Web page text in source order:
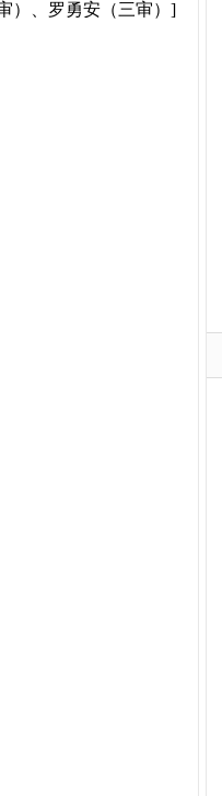
）、罗勇安（三审）]